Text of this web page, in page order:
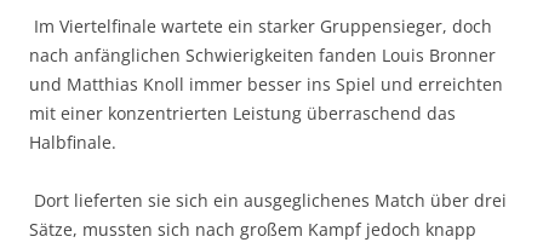
Im Viertelfinale wartete ein starker Gruppensieger, doch
nach anfänglichen Schwierigkeiten fanden Louis Bronner
und Matthias Knoll immer besser ins Spiel und erreichten
mit einer konzentrierten Leistung überraschend das
Halbfinale.
Dort lieferten sie sich ein ausgeglichenes Match über drei
Sätze, mussten sich nach großem Kampf jedoch knapp